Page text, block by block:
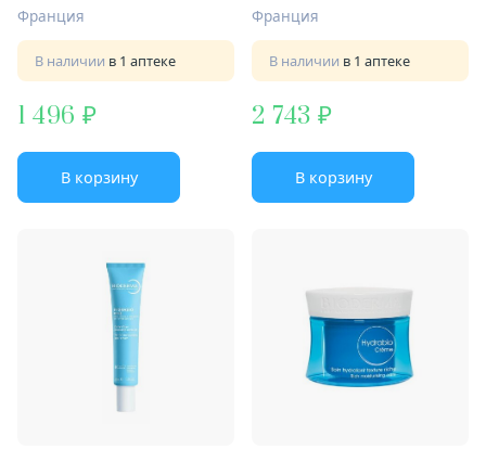
Франция
В наличии в 1 аптеке
1 496
В корзину
Франция
В наличии в 1 аптеке
2 743
В корзину